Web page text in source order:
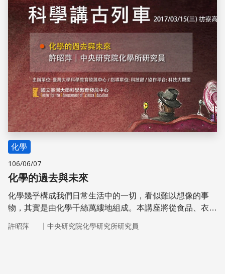
化學
106/06/07
化學的過去與未來
化學幾乎構成我們日常生活中的一切，看似難以想像的事
物，其實是由化學千絲萬縷地組成。本講座將從食品、衣
許昭萍 ｜ 中央研究院化學研究所研究員